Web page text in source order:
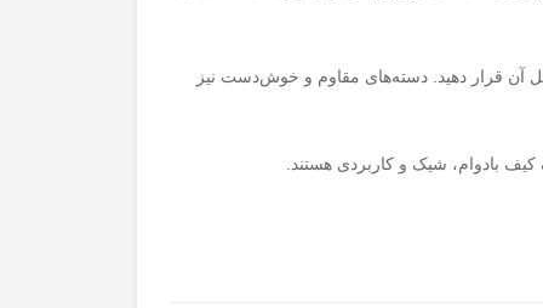
آن قرار دهید. دسته‌های مقاوم و خوش‌دست نیز
بادوام، شیک و کاربردی هستند.